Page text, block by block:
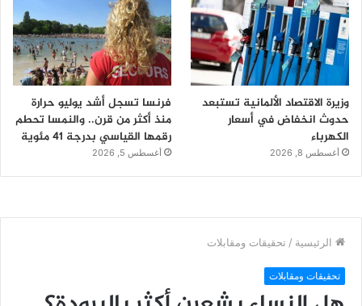
وزيرة الاقتصاد الألمانية تستبعد
حدوث انخفاض في أسعار
الكهرباء
أغسطس 8, 2026
فرنسا تسجل أشد يوليو حرارة
منذ أكثر من قرن.. والنمسا تحطم
رقمها القياسي بدرجة 41 مئوية
أغسطس 5, 2026